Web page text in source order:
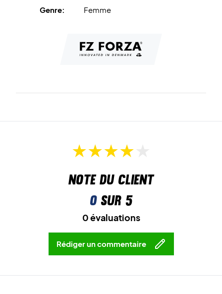
Genre:
Femme
Note du client
0sur 5
0 évaluations
Rédiger un commentaire